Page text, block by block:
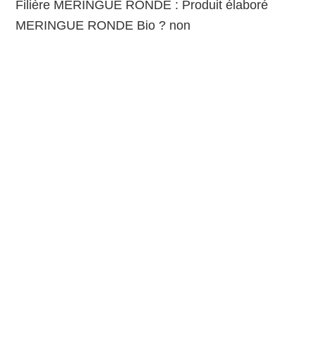
Filière MERINGUE RONDE : Produit élaboré
MERINGUE RONDE Bio ? non